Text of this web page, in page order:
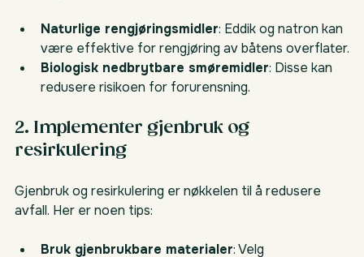
Naturlige rengjøringsmidler: Eddik og natron kan
være effektive for rengjøring av båtens overflater.
Biologisk nedbrytbare smøremidler: Disse kan
redusere risikoen for forurensning.
2. Implementer gjenbruk og
resirkulering
Gjenbruk og resirkulering er nøkkelen til å redusere
avfall. Her er noen tips:
Bruk gjenbrukbare materialer: Velg